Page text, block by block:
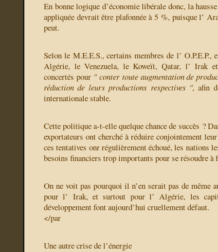
En bonne logique d’économie libérale donc, la
appliquée devrait être plafonnée à 5 %, puisque l’
peut.
Selon le M.E.E.S., certains membres de l’ O.P.E.P.,
Algérie, le Venezuela, le Koweït, Qatar, l’ Irak
concertés pour " conter toute augmentation de
réduction de leurs productions respectives ",afin
internationale stable.
Cette politique a-t-elle quelque chance de succès ?
exportateurs ont cherché à réduire conjointement
ces tentatives onr régulièrement échoué, les nations
besoins financiers trop importants pour se résoudre
On ne voit pas pourquoi il n’en serait pas de même
pour l’ Irak, et surtout pour l’ Algérie, les
développement font aujourd’hui cruellement défaut.
</par
Une autre crise de l’énergie